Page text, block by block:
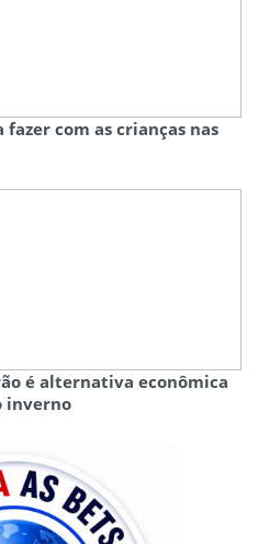
fazer com as crianças nas
é alternativa econômica
inverno